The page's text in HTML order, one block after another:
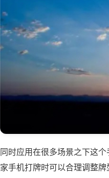
同时应用在很多场景之下这
家手机打牌时可以合理调整牌